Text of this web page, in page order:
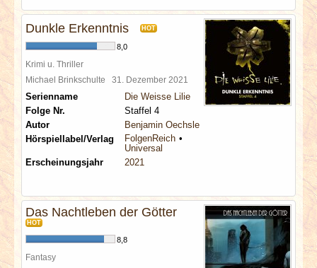
Dunkle Erkenntnis HOT
8,0
Krimi u. Thriller
Michael Brinkschulte 31. Dezember 2021
Serienname
Die Weisse Lilie
Folge Nr.
Staffel 4
Autor
Benjamin Oechsle
Hörspiellabel/Verlag
FolgenReich
Universal
Erscheinungsjahr
2021
Das Nachtleben der Götter
HOT
8,8
Fantasy